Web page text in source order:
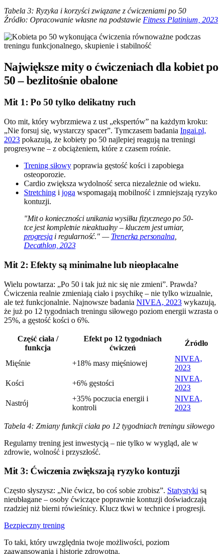
Tabela 3: Ryzyka i korzyści związane z ćwiczeniami po 50
Źródło: Opracowanie własne na podstawie Fitness Platinium, 2023
Największe mity o ćwiczeniach dla kobiet po
50 – bezlitośnie obalone
Mit 1: Po 50 tylko delikatny ruch
Oto mit, który wybrzmiewa z ust „ekspertów” na każdym kroku:
„Nie forsuj się, wystarczy spacer”. Tymczasem badania Ingai.pl,
2023 pokazują, że kobiety po 50 najlepiej reagują na treningi
progresywne – z obciążeniem, które z czasem rośnie.
Trening siłowy poprawia gęstość kości i zapobiega
osteoporozie.
Cardio zwiększa wydolność serca niezależnie od wieku.
Stretching i joga wspomagają mobilność i zmniejszają ryzyko
kontuzji.
"Mit o konieczności unikania wysiłku fizycznego po 50-
tce jest kompletnie nieaktualny – kluczem jest umiar,
progresjai regularność." — Trenerka personalna,
Decathlon, 2023
Mit 2: Efekty są minimalne lub nieopłacalne
Wielu powtarza: „Po 50 i tak już nic się nie zmieni”. Prawda?
Ćwiczenia realnie zmieniają ciało i psychikę – nie tylko wizualnie,
ale też funkcjonalnie. Najnowsze badania NIVEA, 2023 wykazują,
że już po 12 tygodniach treningu siłowego poziom energii wzrasta o
25%, a gęstość kości o 6%.
Część ciała /
funkcja
Efekt po 12 tygodniach
ćwiczeń
Źródło
Mięśnie +18% masy mięśniowej
NIVEA,
2023
Kości
+6% gęstości
NIVEA,
2023
Nastrój
+35% poczucia energii i
kontroli
NIVEA,
2023
Tabela 4: Zmiany funkcji ciała po 12 tygodniach treningu siłowego
Regularny trening jest inwestycją – nie tylko w wygląd, ale w
zdrowie, wolność i przyszłość.
Mit 3: Ćwiczenia zwiększają ryzyko kontuzji
Często słyszysz: „Nie ćwicz, bo coś sobie zrobisz”. Statystyki są
nieubłagane – osoby ćwiczące poprawnie kontuzji doświadczają
rzadziej niż bierni rówieśnicy. Klucz tkwi w technice i progresji.
Bezpieczny trening
To taki, który uwzględnia twoje możliwości, poziom
zaawansowania i historię zdrowotną.